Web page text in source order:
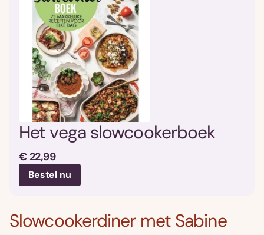
Het vega slowcookerboek
€ 22,99
Bestel nu
Slowcookerdiner met Sabine